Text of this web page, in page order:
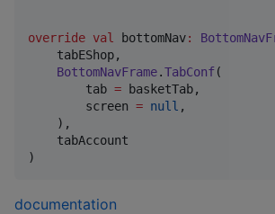
override val bottomNav:
    tabEShop,
BottomNavFrame.TabConf(
        tab
= basketTab,
        screen
= null ,
    ),
    tabAccount
documentation